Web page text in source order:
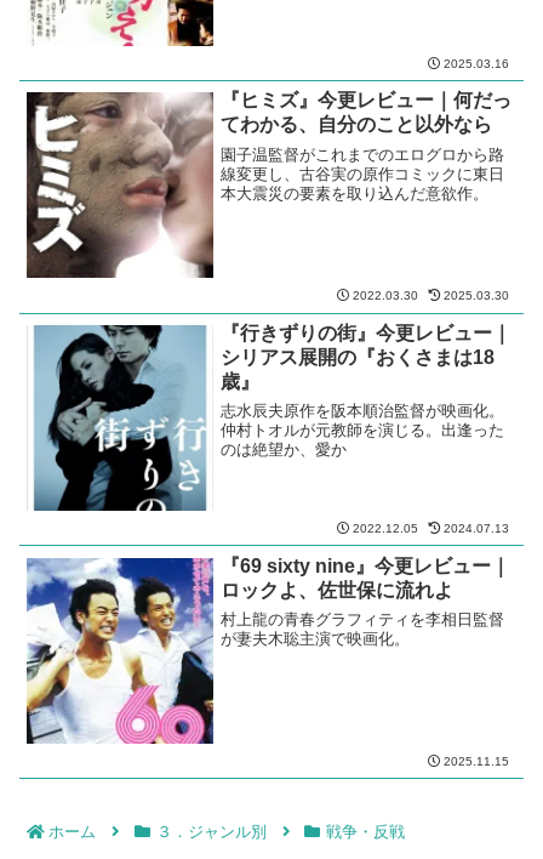
2025.03.16
『ヒミズ』今更レビュー｜何だっ
てわかる、自分のこと以外なら
園子温監督がこれまでのエログロから路
線変更し、古谷実の原作コミックに東日
本大震災の要素を取り込んだ意欲作。
2022.03.30 2025.03.30
『行きずりの街』今更レビュー｜
シリアス展開の『おくさまは18
歳』
志水辰夫原作を阪本順治監督が映画化。
仲村トオルが元教師を演じる。出逢った
のは絶望か、愛か
2022.12.05 2024.07.13
『69 sixty nine』今更レビュー｜
ロックよ、佐世保に流れよ
村上龍の青春グラフィティを李相日監督
が妻夫木聡主演で映画化。
2025.11.15
ホーム ３．ジャンル別 戦争・反戦